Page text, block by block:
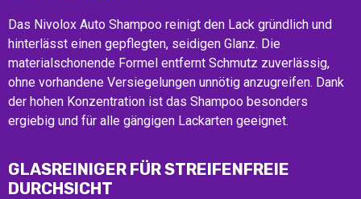
Das Nivolox Auto Shampoo reinigt den Lack gründlich und
hinterlässt einen gepflegten, seidigen Glanz. Die
materialschonende Formel entfernt Schmutz zuverlässig,
ohne vorhandene Versiegelungen unnötig anzugreifen. Dank
der hohen Konzentration ist das Shampoo besonders
ergiebig und für alle gängigen Lackarten geeignet.
GLASREINIGER FÜR STREIFENFREIE
DURCHSICHT